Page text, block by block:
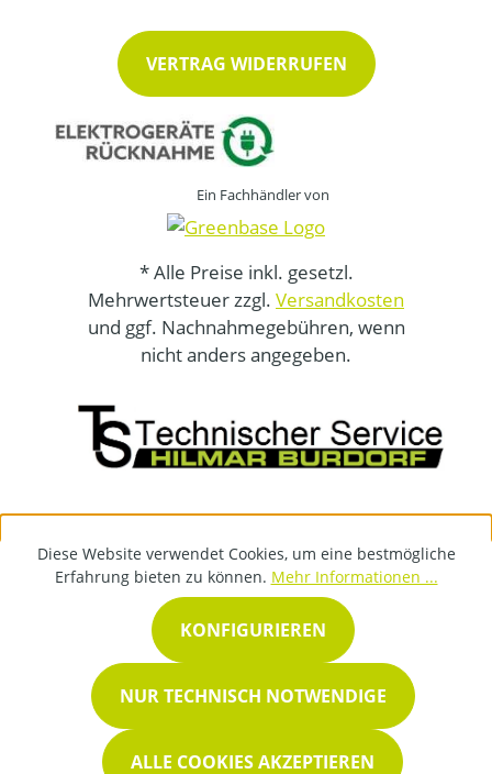
VERTRAG WIDERRUFEN
Ein Fachhändler von
* Alle Preise inkl. gesetzl.
Mehrwertsteuer zzgl. Versandkosten
und ggf. Nachnahmegebühren, wenn
nicht anders angegeben.
Diese Website verwendet Cookies, um eine bestmögliche
Erfahrung bieten zu können. Mehr Informationen ...
NUR TECHNISCH NOTWENDIGE
KONFIGURIEREN
ALLE COOKIES AKZEPTIEREN